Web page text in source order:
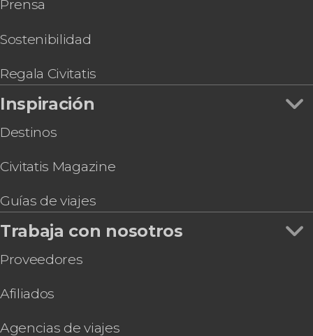
Tour gastronómico por Osaka
Tour gastronómico por el mercado Kuromon
Experiencia samurái en Osaka
Prensa
Sostenibilidad
Regala Civitatis
Inspiración
Destinos
Civitatis Magazine
Guías de viajes
Trabaja con nosotros
Proveedores
Afiliados
Agencias de viajes